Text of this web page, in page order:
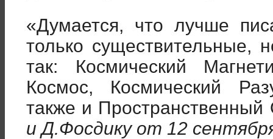
«Думается, что лучше
только существительные,
так: Космический
Космос, Космический
также и Пространственный
и Д.Фосдику от 12